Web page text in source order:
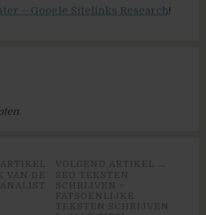
– Google Sitelinks Research!
VOLGEND ARTIKEL →
SEO TEKSTEN
SCHRIJVEN =
FATSOENLIJKE
TEKSTEN SCHRIJVEN
VAN DE